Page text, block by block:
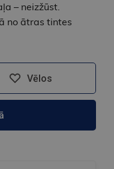
– neizžūst.
no ātras tintes
Vēlos